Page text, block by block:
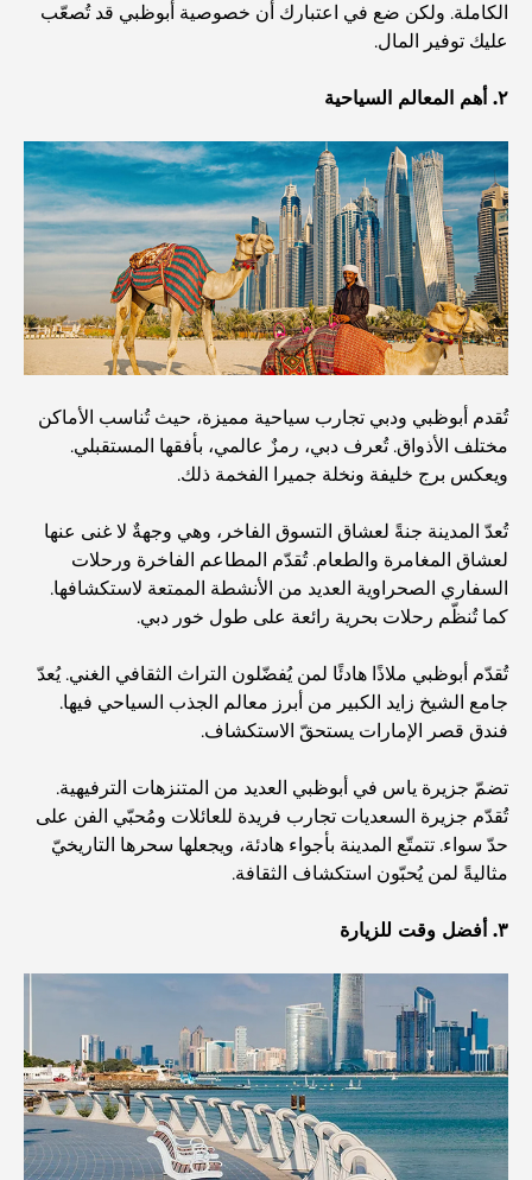
المقاهي في نخلة جميرا: دليل لأفضل أماكن القهوة وأسلوب
كيفية الحصول على قرض عقاري في دبي: الدليل الشامل
مخطط تلال الغاف الرئيسي: معيار جديد للحياة المتكاملة في
دبي
منازل متوافقة مع مبادئ فاستو: دليل عملي لتحقيق التوازن
والانسجام
أفضل شركات تنسيق الحدائق في دبي: تحويل المساحات
الخارجية
أفضل شركات نقل الأثاث في دبي: دليل شامل
العقارات الأذكياء
اكتشف جزيرة القمر في دبي: دليلك الأمثل
استكشاف المواقع التاريخية في دبي: رحلة عبر الزمن
أفضل المدارس في دبي مارينا: دليل مناسب للعائلات
مطاعم في دبي هيلز: أفضل أماكن تناول الطعام في مركز متنامٍ
أفضل ملاعب الجولف للبطولات في دبي
الكاملة. ولكن ضع في اعتبارك أن خصوصية أبوظبي قد تُصعّب
عليك توفير المال.
٢. أهم المعالم السياحية
تُقدم أبوظبي ودبي تجارب سياحية مميزة، حيث تُناسب الأماكن
مختلف الأذواق. تُعرف دبي، رمزٌ عالمي، بأفقها المستقبلي.
ويعكس برج خليفة ونخلة جميرا الفخمة ذلك.
تُعدّ المدينة جنةً لعشاق التسوق الفاخر، وهي وجهةٌ لا غنى عنها
لعشاق المغامرة والطعام. تُقدّم المطاعم الفاخرة ورحلات
السفاري الصحراوية العديد من الأنشطة الممتعة لاستكشافها.
كما تُنظّم رحلات بحرية رائعة على طول خور دبي.
تُقدّم أبوظبي ملاذًا هادئًا لمن يُفضّلون التراث الثقافي الغني. يُعدّ
جامع الشيخ زايد الكبير من أبرز معالم الجذب السياحي فيها.
فندق قصر الإمارات يستحقّ الاستكشاف.
تضمّ جزيرة ياس في أبوظبي العديد من المتنزهات الترفيهية.
تُقدّم جزيرة السعديات تجارب فريدة للعائلات ومُحبّي الفن على
حدّ سواء. تتمتّع المدينة بأجواء هادئة، ويجعلها سحرها التاريخيّ
مثاليةً لمن يُحبّون استكشاف الثقافة.
٣. أفضل وقت للزيارة